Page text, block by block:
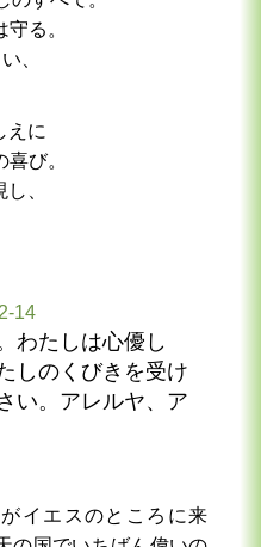
る。
、
えに
び。
、
14
わたしは心優し
しのくびきを受け
い。アレルヤ、ア
イエスのところに来